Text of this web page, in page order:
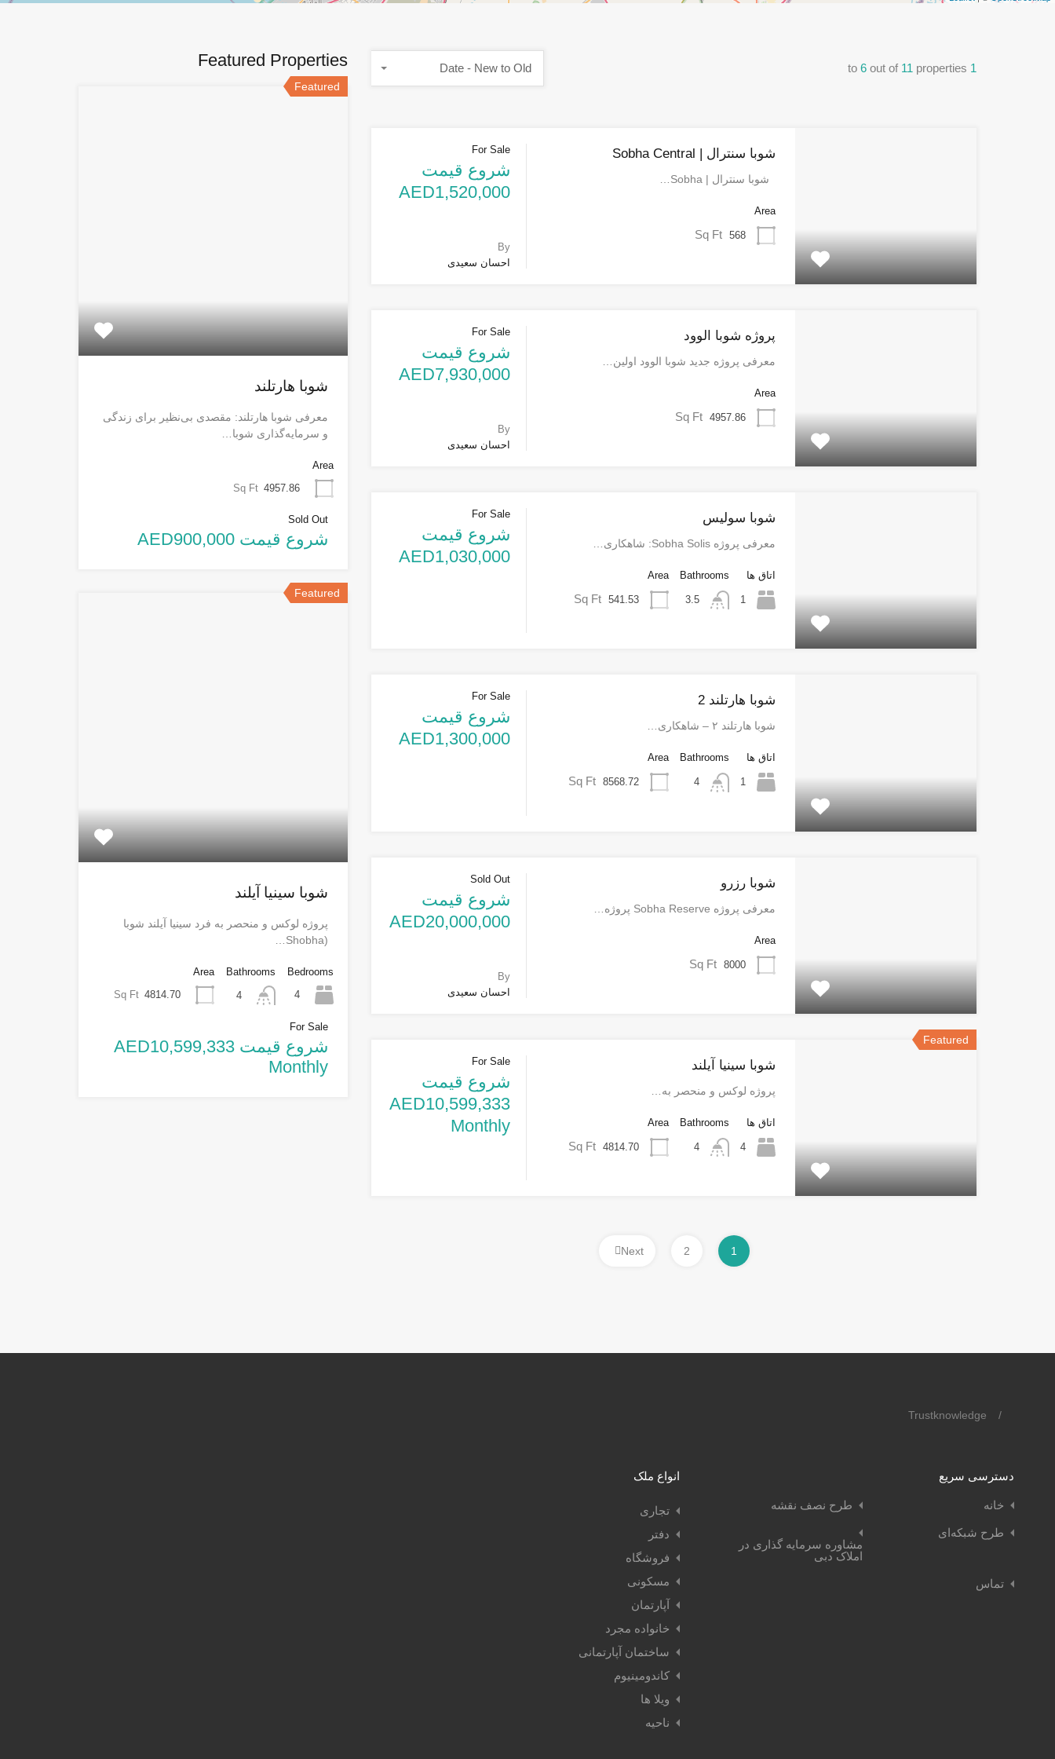
1
to 6 out of 11 properties
Date - New to Old
شوبا سنترال | Sobha Central
شوبا سنترال | Sobha…
Area
568
Sq Ft
For Sale
شروع قیمت
AED1,520,000
By
احسان سعیدی
پروژه شوبا الوود
معرفی پروژه جدید شوبا الوود اولین…
Area
4957.86
Sq Ft
For Sale
شروع قیمت
AED7,930,000
By
احسان سعیدی
شوبا سولیس
معرفی پروژه Sobha Solis: شاهکاری…
اتاق ها
1
Bathrooms
3.5
Area
541.53
Sq Ft
For Sale
شروع قیمت
AED1,030,000
شوبا هارتلند 2
شوبا هارتلند ۲ – شاهکاری…
اتاق ها
1
Bathrooms
4
Area
8568.72
Sq Ft
For Sale
شروع قیمت
AED1,300,000
شوبا رزرو
معرفی پروژه Sobha Reserve پروژه…
Area
8000
Sq Ft
Sold Out
شروع قیمت
AED20,000,000
By
احسان سعیدی
Featured
شوبا سینیا آیلند
پروژه لوکس و منحصر به…
اتاق ها
4
Bathrooms
4
Area
4814.70
Sq Ft
For Sale
شروع قیمت
AED10,599,333
Monthly
1
2
Next
Featured Properties
Featured
شوبا هارتلند
معرفی شوبا هارتلند: مقصدی بی‌نظیر برای زندگی
و سرمایه‌گذاری شوبا…
Area
4957.86
Sq Ft
Sold Out
شروع قیمت AED900,000
Featured
شوبا سینیا آیلند
پروژه لوکس و منحصر به فرد سینیا آیلند شوبا
(Shobha…
Bedrooms
4
Bathrooms
4
Area
4814.70
Sq Ft
For Sale
شروع قیمت AED10,599,333
Monthly
/
Trustknowledge
دسترسی سریع
خانه طرح نصف نقشه
طرح شبکه‌ای
مشاوره سرمایه گذاری در
املاک دبی
تماس
انواع ملک
تجاری
دفتر
فروشگاه
مسکونی
آپارتمان
خانواده مجرد
ساختمان آپارتمانی
کاندومینیوم
ویلا ها
ناحیه